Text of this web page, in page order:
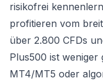
risikofrei
profitieren vom
über 2.800 CFDs
Plus500 ist weniger
MT4/MT5 oder